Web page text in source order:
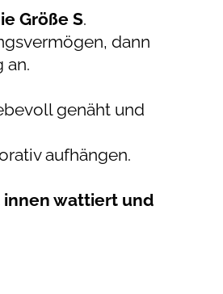
Größe S.
dann
an.
genäht und
aufhängen.
innen wattiert und